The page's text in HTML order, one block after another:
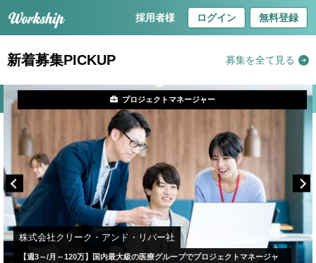
採用者様 ログイン 無料登録
新着募集PICKUP 募集を全て見る
株式会社クリーク・アンド・リバー社
【週3～/月～120万】国内最大級の医療グループでプロジェクトマネージャ
プロジェクトマネージャー